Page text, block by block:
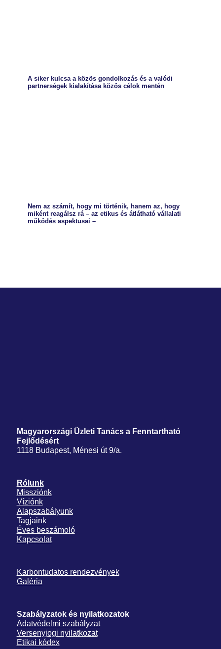
A siker kulcsa a közös gondolkozás és a valódi
partnerségek kialakítása közös célok mentén
Nem az számít, hogy mi történik, hanem az, hogy
miként reagálsz rá – az etikus és átlátható vállalati
működés aspektusai –
Magyarországi Üzleti Tanács a Fenntartható
Fejlődésért
1118 Budapest, Ménesi út 9/a.
Rólunk
Missziónk
Víziónk
Alapszabályunk
Tagjaink
Éves beszámoló
Kapcsolat
Karbontudatos rendezvények
Galéria
Szabályzatok és nyilatkozatok
Adatvédelmi szabályzat
Versenyjogi nyilatkozat
Etikai kódex